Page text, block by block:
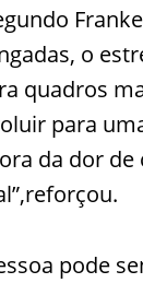
o
quadros
para
da dor de
pode